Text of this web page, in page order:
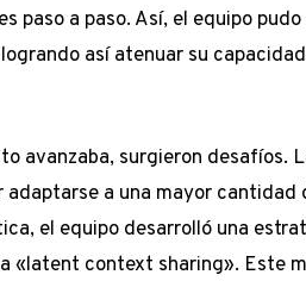
paso a paso. Así, el equipo
así atenuar su
avanzaba, surgieron desafíos.
adaptarse a una mayor
el equipo desarrolló una
«latent context sharing». Este